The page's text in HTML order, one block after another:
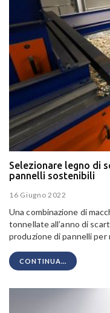
Selezionare legno di
pannelli sostenibili
16 Giugno 2022
Una combinazione di
tonnellate all’anno di
produzione di pannelli per
CONTINUA...